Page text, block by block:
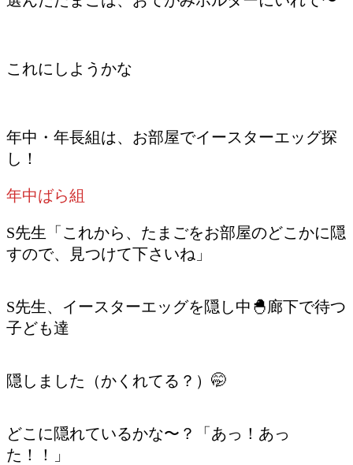
これにしようかな
年中・年長組は、お部屋でイースターエッグ探
し！
年中ばら組
S先生「これから、たまごをお部屋のどこかに隠
すので、見つけて下さいね」
S先生、イースターエッグを隠し中🐣廊下で待つ
子ども達
隠しました（かくれてる？）🤭
どこに隠れているかな〜？「あっ！あっ
た！！」